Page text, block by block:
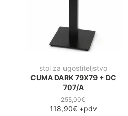
stol za ugostiteljstvo
CUMA DARK 79X79 + DC
707/A
255,00€
118,90€+pdv